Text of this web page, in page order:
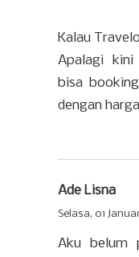
Kalau
Apalagi
bisa
dengan
Ade Lisna
Selasa, 01
Aku belum